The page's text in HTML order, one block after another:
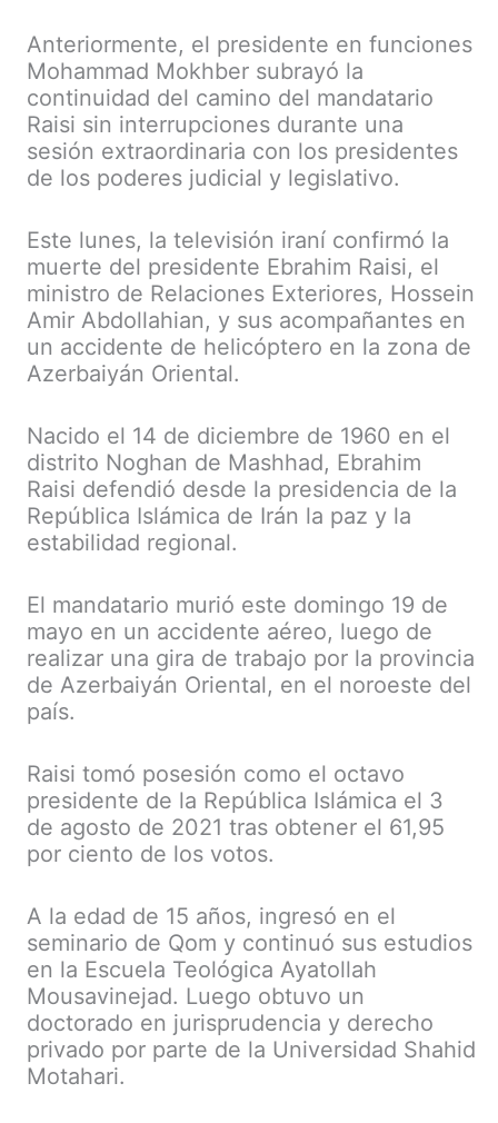
Anteriormente, el presidente en funciones
Mohammad Mokhber subrayó la
continuidad del camino del mandatario
Raisi sin interrupciones durante una
sesión extraordinaria con los presidentes
de los poderes judicial y legislativo.
Este lunes, la televisión iraní confirmó la
muerte del presidente Ebrahim Raisi, el
ministro de Relaciones Exteriores, Hossein
Amir Abdollahian, y sus acompañantes en
un accidente de helicóptero en la zona de
Azerbaiyán Oriental.
Nacido el 14 de diciembre de 1960 en el
distrito Noghan de Mashhad, Ebrahim
Raisi defendió desde la presidencia de la
República Islámica de Irán la paz y la
estabilidad regional.
El mandatario murió este domingo 19 de
mayo en un accidente aéreo, luego de
realizar una gira de trabajo por la provincia
de Azerbaiyán Oriental, en el noroeste del
país.
Raisi tomó posesión como el octavo
presidente de la República Islámica el 3
de agosto de 2021 tras obtener el 61,95
por ciento de los votos.
A la edad de 15 años, ingresó en el
seminario de Qom y continuó sus estudios
en la Escuela Teológica Ayatollah
Mousavinejad. Luego obtuvo un
doctorado en jurisprudencia y derecho
privado por parte de la Universidad Shahid
Motahari.